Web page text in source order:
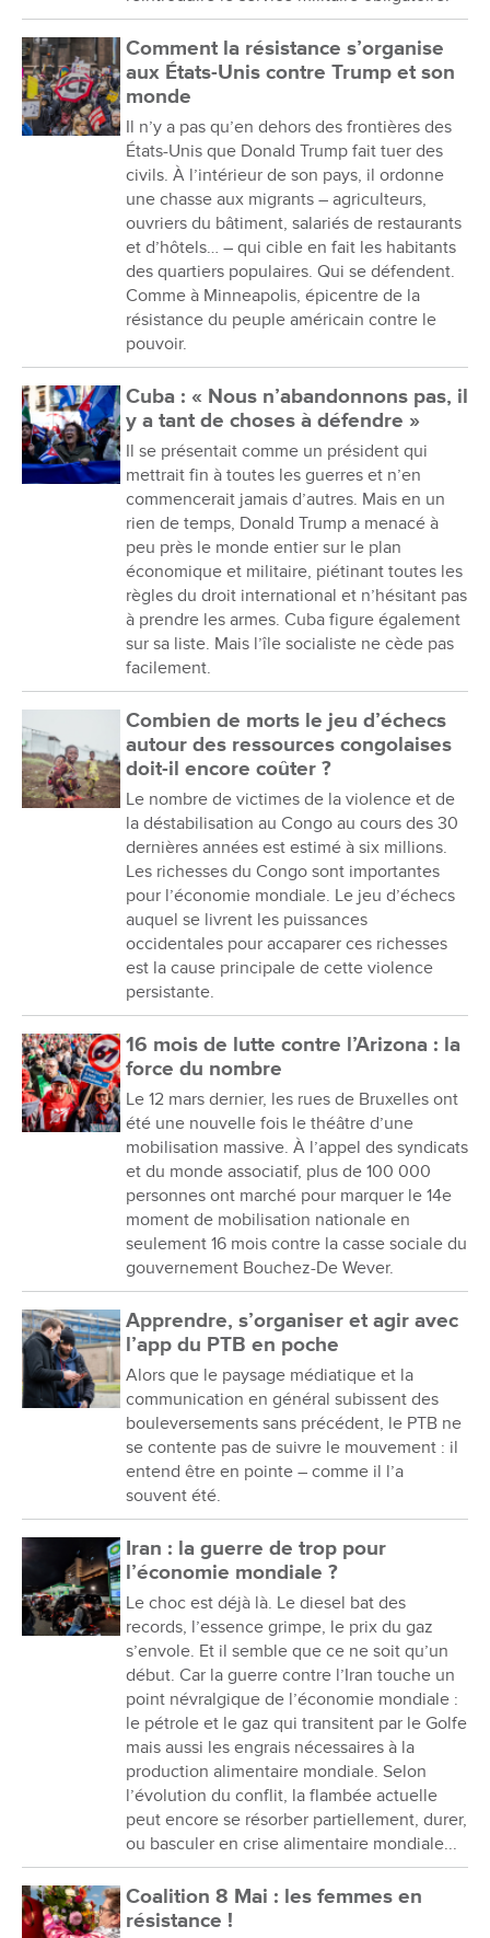
Comment la résistance s’organise
aux États-Unis contre Trump et son
monde
Il n’y a pas qu’en dehors des frontières des
États-Unis que Donald Trump fait tuer des
civils. À l’intérieur de son pays, il ordonne
une chasse aux migrants – agriculteurs,
ouvriers du bâtiment, salariés de restaurants
et d’hôtels… – qui cible en fait les habitants
des quartiers populaires. Qui se défendent.
Comme à Minneapolis, épicentre de la
résistance du peuple américain contre le
pouvoir.
Cuba : « Nous n’abandonnons pas, il
y a tant de choses à défendre »
Il se présentait comme un président qui
mettrait fin à toutes les guerres et n’en
commencerait jamais d’autres. Mais en un
rien de temps, Donald Trump a menacé à
peu près le monde entier sur le plan
économique et militaire, piétinant toutes les
règles du droit international et n’hésitant pas
à prendre les armes. Cuba figure également
sur sa liste. Mais l’île socialiste ne cède pas
facilement.
Combien de morts le jeu d’échecs
autour des ressources congolaises
doit-il encore coûter ?
Le nombre de victimes de la violence et de
la déstabilisation au Congo au cours des 30
dernières années est estimé à six millions.
Les richesses du Congo sont importantes
pour l’économie mondiale. Le jeu d’échecs
auquel se livrent les puissances
occidentales pour accaparer ces richesses
est la cause principale de cette violence
persistante.
16 mois de lutte contre l’Arizona : la
force du nombre
Le 12 mars dernier, les rues de Bruxelles ont
été une nouvelle fois le théâtre d’une
mobilisation massive. À l’appel des syndicats
et du monde associatif, plus de 100 000
personnes ont marché pour marquer le 14e
moment de mobilisation nationale en
seulement 16 mois contre la casse sociale du
gouvernement Bouchez-De Wever.
Apprendre, s’organiser et agir avec
l’app du PTB en poche
Alors que le paysage médiatique et la
communication en général subissent des
bouleversements sans précédent, le PTB ne
se contente pas de suivre le mouvement : il
entend être en pointe – comme il l’a
souvent été.
Iran : la guerre de trop pour
l’économie mondiale ?
Le choc est déjà là. Le diesel bat des
records, l’essence grimpe, le prix du gaz
s’envole. Et il semble que ce ne soit qu’un
début. Car la guerre contre l’Iran touche un
point névralgique de l’économie mondiale :
le pétrole et le gaz qui transitent par le Golfe
mais aussi les engrais nécessaires à la
production alimentaire mondiale. Selon
l’évolution du conflit, la flambée actuelle
peut encore se résorber partiellement, durer,
ou basculer en crise alimentaire mondiale...
Coalition 8 Mai : les femmes en
résistance !